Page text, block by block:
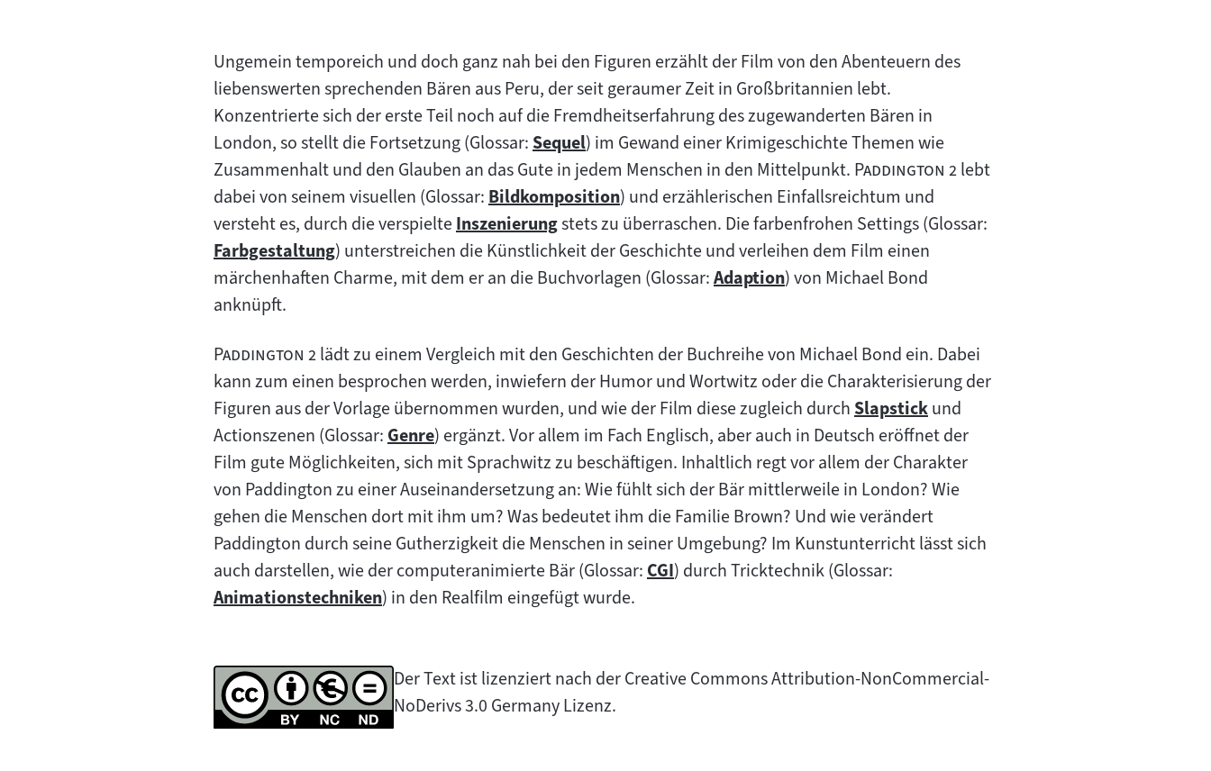
Ungemein temporeich und doch ganz nah bei den Figuren erzählt der Film von den Abenteuern des
liebenswerten sprechenden Bären aus Peru, der seit geraumer Zeit in Großbritannien lebt.
Konzentrierte sich der erste Teil noch auf die Fremdheitserfahrung des zugewanderten Bären in
London, so stellt die Fortsetzung (Glossar:Zum
Inhalt:
Sequel) im Gewand einer Krimigeschichte Themen wie
Zusammenhalt und den Glauben an das Gute in jedem Menschen in den Mittelpunkt. "
Paddington 2"lebt
dabei von seinem visuellen (Glossar:Zum
Inhalt:
Bildkomposition) und erzählerischen Einfallsreichtum und
versteht es, durch die verspielteZum
Inhalt:
Inszenierungstets zu überraschen. Die farbenfrohen Settings (Glossar:
Zum
Inhalt:
Farbgestaltung) unterstreichen die Künstlichkeit der Geschichte und verleihen dem Film einen
märchenhaften Charme, mit dem er an die Buchvorlagen (Glossar:Zum
Adaption) von Michael Bond
anknüpft.
"
Paddington 2"lädt zu einem Vergleich mit den Geschichten der Buchreihe von Michael Bond ein. Dabei
kann zum einen besprochen werden, inwiefern der Humor und Wortwitz oder die Charakterisierung der
Figuren aus der Vorlage übernommen wurden, und wie der Film diese zugleich durchZum
Inhalt:
Slapstickund
Actionszenen (Glossar:Zum
Inhalt:
Genre) ergänzt. Vor allem im Fach Englisch, aber auch in Deutsch eröffnet der
Film gute Möglichkeiten, sich mit Sprachwitz zu beschäftigen. Inhaltlich regt vor allem der Charakter
von Paddington zu einer Auseinandersetzung an: Wie fühlt sich der Bär mittlerweile in London? Wie
gehen die Menschen dort mit ihm um? Was bedeutet ihm die Familie Brown? Und wie verändert
Paddington durch seine Gutherzigkeit die Menschen in seiner Umgebung? Im Kunstunterricht lässt sich
auch darstellen, wie der computeranimierte Bär (Glossar:Zum
CGI) durch Tricktechnik (Glossar:
Zum
Animationstechniken) in den Realfilm eingefügt wurde.
Der Text ist lizenziert nach der Creative Commons Attribution-NonCommercial-
NoDerivs 3.0 Germany Lizenz.